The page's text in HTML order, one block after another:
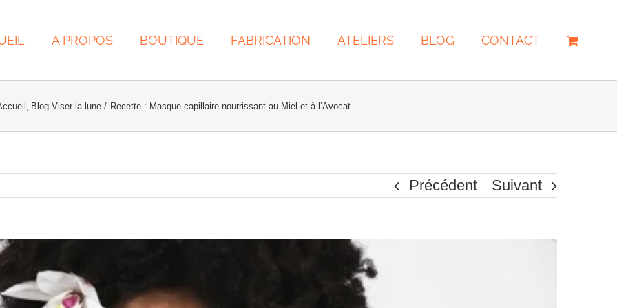
A PROPOS BOUTIQUE FABRICATION ATELIERS BLOG CONTACT
Blog Viser la lune Recette : Masque capillaire nourrissant au Miel et à l’Avocat
Précédent Suivant